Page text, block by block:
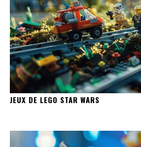
JEUX DE LEGO STAR WARS